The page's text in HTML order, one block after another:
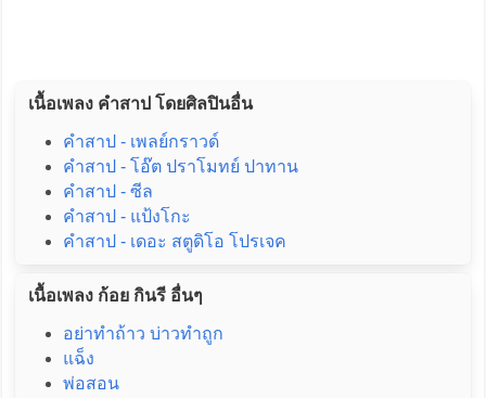
เนื้อเพลง คำสาป โดยศิลปินอื่น
คำสาป - เพลย์กราวด์
คำสาป - โอ๊ต ปราโมทย์ ปาทาน
คำสาป - ซีล
คำสาป - แป้งโกะ
คำสาป - เดอะ สตูดิโอ โปรเจค
เนื้อเพลง ก้อย กินรี อื่นๆ
อย่าทำถ้าว บ่าวทำถูก
แฉ็ง
พ่อสอน